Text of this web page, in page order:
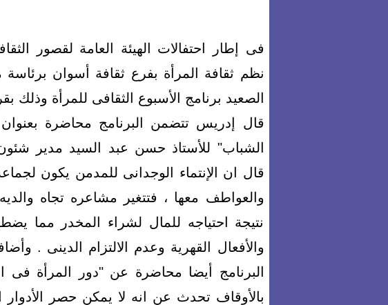
فى إطار احتفالات الهيئة العامة لقصور
نظم ثقافة المرأة بفرع ثقافة أسوان
الصعيد برنامج الأسبوع الثقافى للمرأة وذلك
قال إدريس تتضمن البرنامج محاضرة
الشباب" للأستاذ حسن عبد السيد مدير شئون
قال ان الإنتماء الوجدانى للمدمن يكون
والعواطف معها ، فتتغير مشاعره تجاه
نتيجة احتياجه للمال لشراء المخدر مما
والأفعال القهرية وعدم الالتزام الدينى .
البرنامج أيضا محاضرة عن "دور المرأة
بالأوقاف تحدث عن انه لا يمكن حصر الأدوار